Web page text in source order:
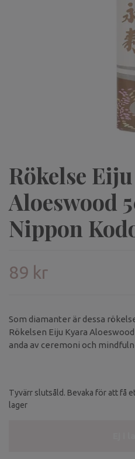
Rökelse
Aloeswood
Nippon
89 kr
Som diamanter är dessa
Rökelsen Eiju Kyara
anda av ceremoni och
Tyvärr slutsåld. Bevaka för att få
lager